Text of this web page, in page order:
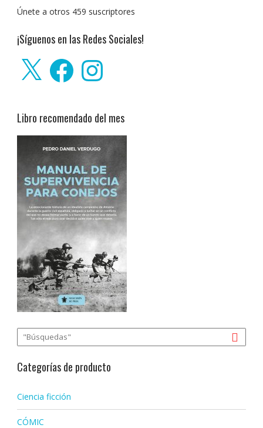
Únete a otros 459 suscriptores
¡Síguenos en las Redes Sociales!
FacebookInstagram
Libro recomendado del mes
Categorías de producto
Ciencia ficción
CÓMIC